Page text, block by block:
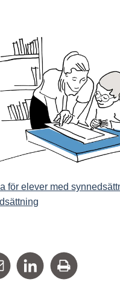
för elever med
på Facebook
Tipsa via mailDela på Linkedin